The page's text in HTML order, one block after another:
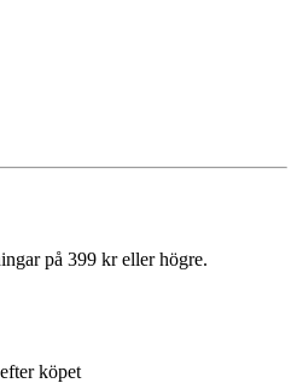
på 399 kr eller högre.
köpet